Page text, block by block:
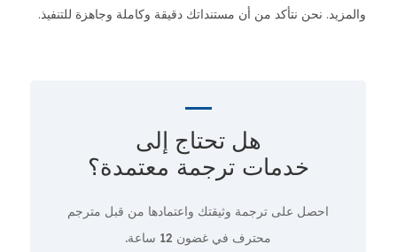
والمزيد. نحن نتأكد من أن مستنداتك دقيقة وكاملة وجاهزة للتنفيذ.
هل تحتاج إلى
خدمات ترجمة معتمدة؟
احصل على ترجمة وثيقتك واعتمادها من قبل مترجم
محترف في غضون 12 ساعة.